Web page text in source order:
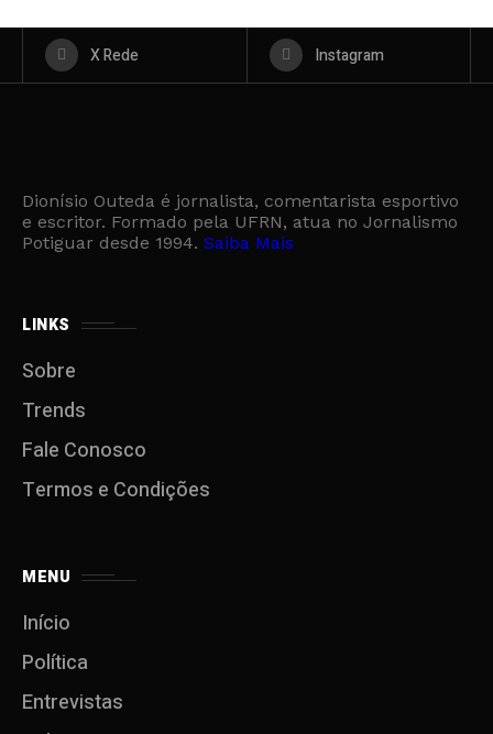
X Rede Instagram
Dionísio Outeda é jornalista, comentarista esportivo
e escritor. Formado pela UFRN, atua no Jornalismo
Potiguar desde 1994. Saiba Mais
LINKS
Sobre
Trends
Fale Conosco
Termos e Condições
MENU
Início
Política
Entrevistas